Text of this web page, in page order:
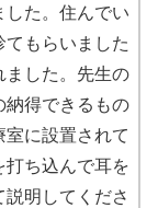
した。住んでい
てもらいました
ました。先生の
納得できるもの
に設置されて
打ち込んで耳を
明してくださ